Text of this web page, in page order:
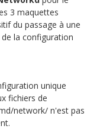
3 maquettes
du passage à une
la configuration
unique
fichiers de
network/n'est pas